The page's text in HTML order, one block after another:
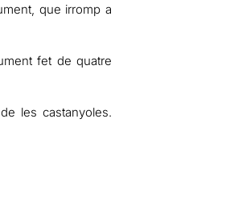
que irromp a
fet de quatre
les castanyoles.